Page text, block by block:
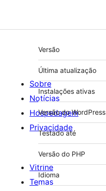
Meta
Versão
Última atualização
Instalações ativas
Versão do WordPress
Testado até
Versão do PHP
Idioma
Sobre
Notícias
Hospedagem
Privacidade
Vitrine
Temas